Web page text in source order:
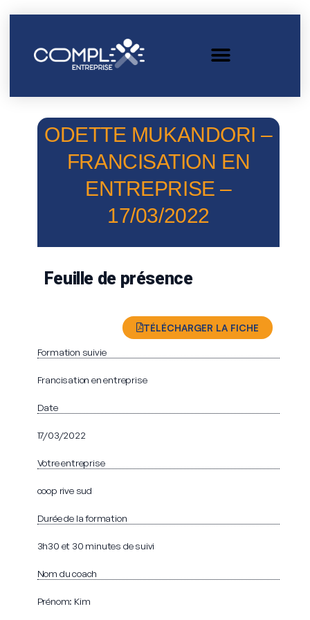
ODETTE MUKANDORI –
FRANCISATION EN
ENTREPRISE –
17/03/2022
Feuille de présence
TÉLÉCHARGER LA FICHE
Formation suivie
Francisation en entreprise
Date
17/03/2022
Votre entreprise
coop rive sud
Durée de la formation
3h30 et 30 minutes de suivi
Nom du coach
Prénom: Kim